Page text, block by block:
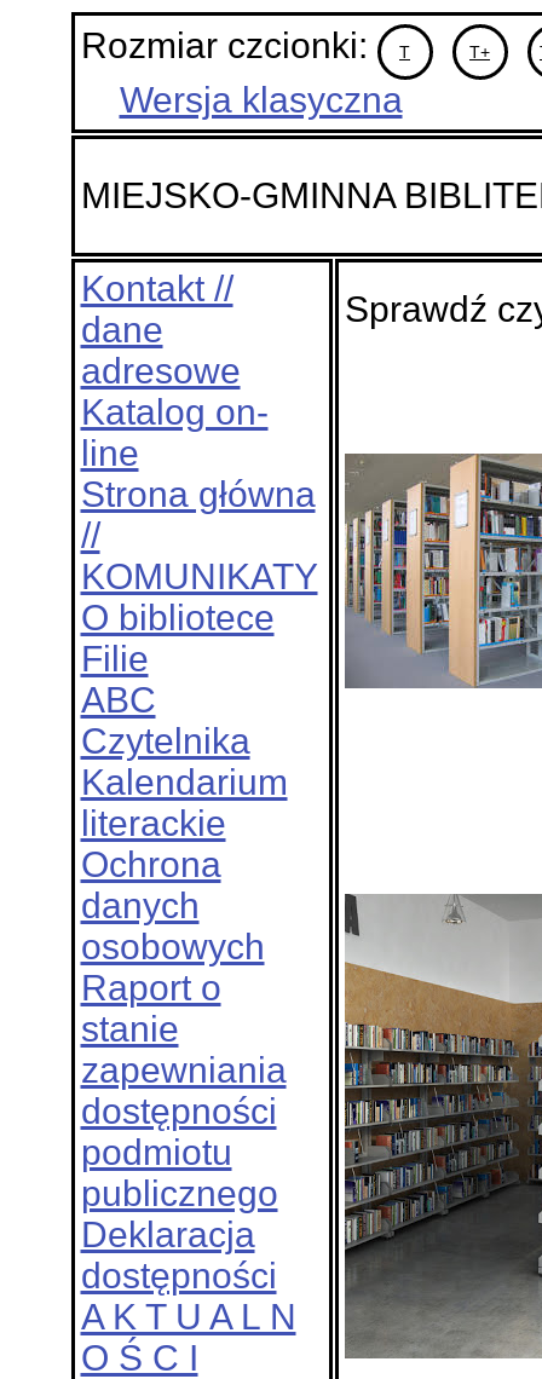
Rozmiar czcionki: T T+
Wersja klasyczna
MIEJSKO-GMINNA
Kontakt //
dane
adresowe
Katalog on-
line
Strona główna
//
KOMUNIKATY
O bibliotece
Filie
ABC
Czytelnika
Kalendarium
literackie
Ochrona
danych
osobowych
Raport o
stanie
zapewniania
dostępności
podmiotu
publicznego
Deklaracja
dostępności
A K T U A L N
O Ś C I
Sprawdź